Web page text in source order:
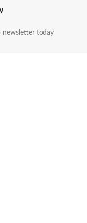
newsletter today